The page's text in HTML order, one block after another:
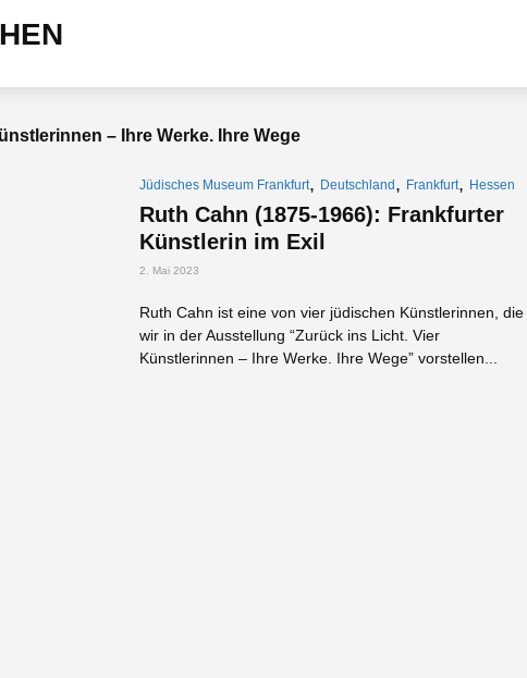
– Ihre Werke. Ihre Wege
Jüdisches Museum Frankfurt, Deutschland , Frankfurt, Hessen
Ruth Cahn (1875-1966): Frankfurter
Künstlerin im Exil
2. Mai 2023
Ruth Cahn ist eine von vier jüdischen Künstlerinnen, die
wir in der Ausstellung “Zurück ins Licht. Vier
Künstlerinnen – Ihre Werke. Ihre Wege” vorstellen...